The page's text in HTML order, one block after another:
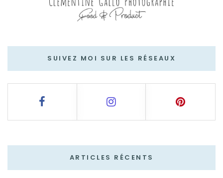
SUIVEZ MOI SUR LES RÉSEAUX
ARTICLES RÉCENTS